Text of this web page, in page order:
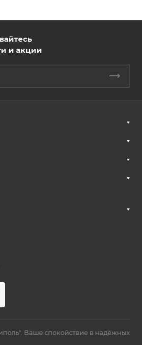
и акции
Ваше спокойствие в надёжных